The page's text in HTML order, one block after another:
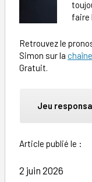
faire
Retrouvez le
Simon sur la
Gratuit.
Jeu
Article publié le :
2 juin 2026